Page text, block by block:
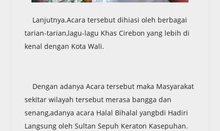
Lanjutnya.Acara tersebut dihiasi oleh berbagai
tarian-tarian,lagu-lagu Khas Cirebon yang lebih di
kenal dengan Kota Wali.
Dengan adanya Acara tersebut maka Masyarakat
sekitar wilayah tersebut merasa bangga dan
senang,adanya acara Halal Bihalal yangbdi Hadiri
Langsung oleh Sultan Sepuh Keraton Kasepuhan.